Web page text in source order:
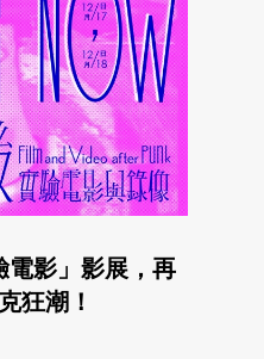
電影」影展，再
狂潮！